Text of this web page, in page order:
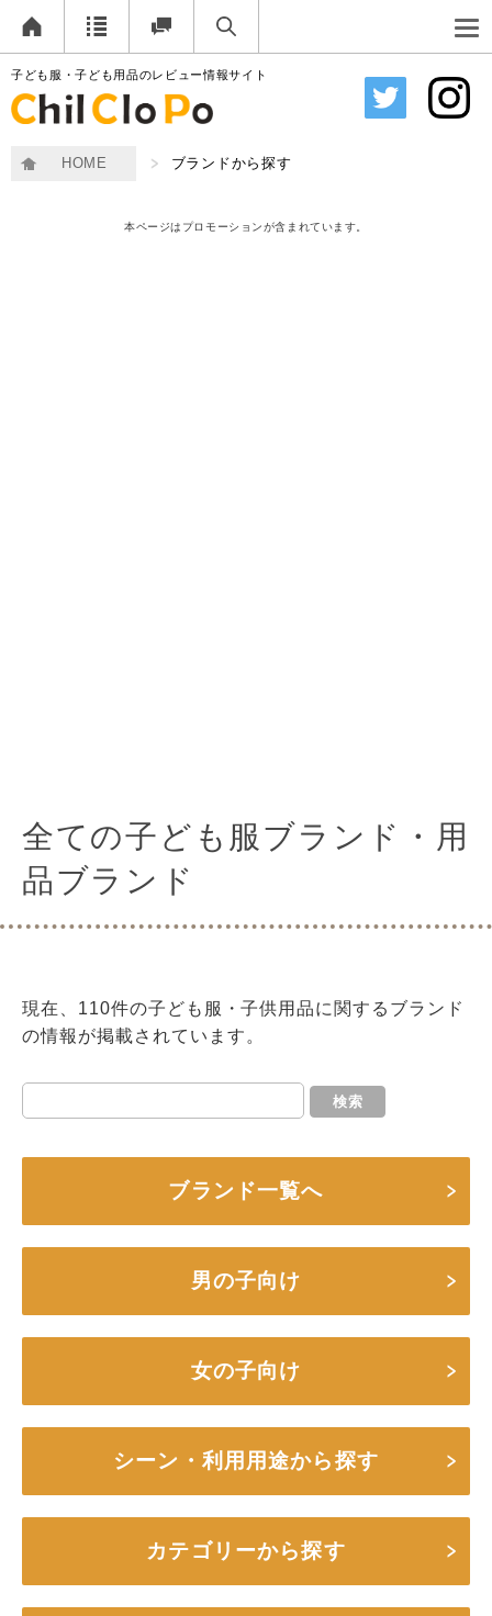
子ども服・子ども用品のレビュー情報サイト
HOME ブランドから探す
本ページはプロモーションが含まれています。
全ての子ども服ブランド・用
品ブランド
現在、110件の子ども服・子供用品に関するブランド
の情報が掲載されています。
検索
ブランド一覧へ
男の子向け
女の子向け
シーン・利用用途から探す
カテゴリーから探す